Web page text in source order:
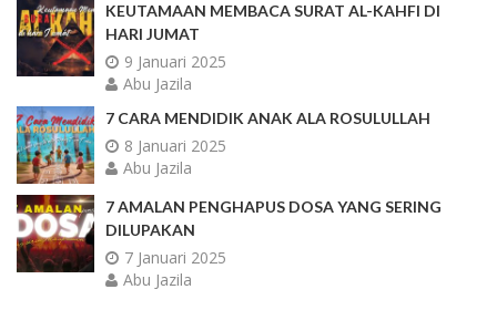
KEUTAMAAN MEMBACA SURAT AL-KAHFI DI
HARI JUMAT
9 Januari 2025
Abu Jazila
7 CARA MENDIDIK ANAK ALA ROSULULLAH
8 Januari 2025
Abu Jazila
7 AMALAN PENGHAPUS DOSA YANG SERING
DILUPAKAN
7 Januari 2025
Abu Jazila